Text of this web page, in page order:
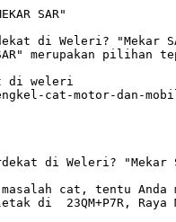
SAR"
di Weleri? "Mekar
merupakan pilihan
di weleri
cat-motor-dan-
di Weleri? "Mekar
masalah cat, tentu
di  23QM+P7R,